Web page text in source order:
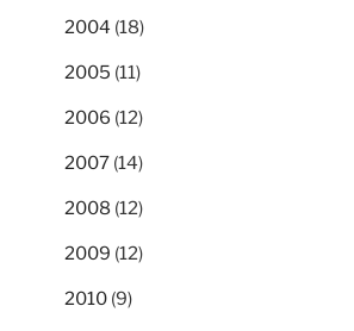
2004 (18)
2005 (11)
2006 (12)
2007 (14)
2008 (12)
2009 (12)
2010 (9)